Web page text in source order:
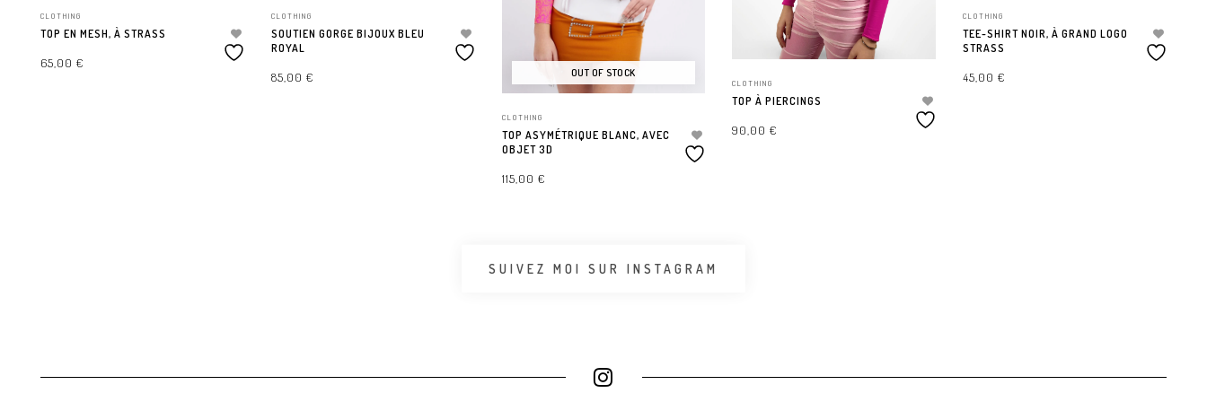
CLOTHING
TOP EN MESH, À STRASS
65,00 €
CLOTHING
SOUTIEN GORGE BIJOUX BLEU
ROYAL
85,00 € OUT OF STOCK
CLOTHING
TOP ASYMÉTRIQUE BLANC, AVEC
OBJET 3D
115,00 €
CLOTHING
TOP À PIERCINGS
90,00€
CLOTHING
TEE-SHIRT NOIR, À GRAND LOGO
STRASS
45,00€
SUIVEZ MOI SUR INSTAGRAM